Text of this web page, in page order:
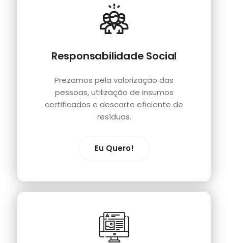
Responsabilidade Social
Prezamos pela valorização das
pessoas, utilização de insumos
certificados e descarte eficiente de
resíduos.
Eu Quero!